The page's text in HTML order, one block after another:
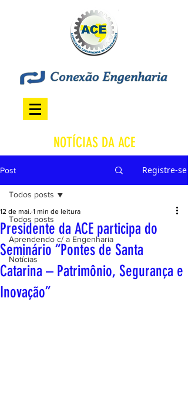
NOTÍCIAS DA ACE
Post Registre-se
Todos posts
Aprendendo c/ a Engenharia
Notícias
Todos posts
Presidente da ACE participa do
Seminário “Pontes de Santa
Catarina – Patrimônio, Segurança e
Inovação”
12 de mai. 1 min de leitura